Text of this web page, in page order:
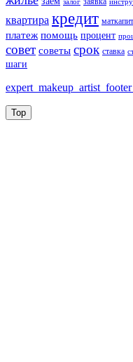
залог
квартира кредит
платеж помощь процент
совет советы срок ставка
шаги
Top